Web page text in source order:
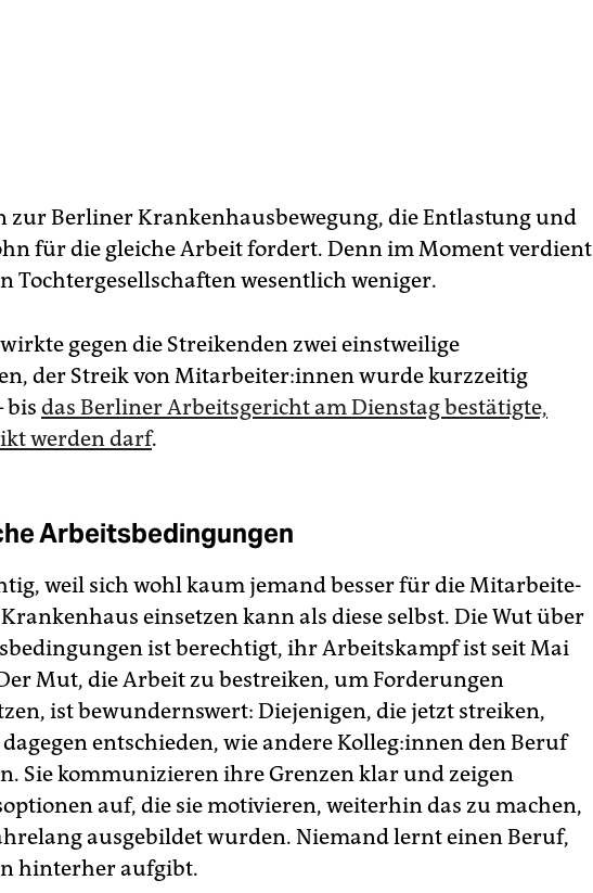
zur Berliner Krankenhausbewegung, die Entlastung und
für die gleiche Arbeit fordert. Denn im Moment verdient
Tochtergesellschaften wesentlich weniger.
gegen die Streikenden zwei einstweilige
der Streik von Mit­ar­bei­te­r:in­nen wurde kurzzeitig
bis das Berliner Arbeitsgericht am Dienstag bestätigte,
werden darf.
Arbeitsbedingungen
weil sich wohl kaum jemand besser für die Mit­ar­bei­te­
einsetzen kann als diese selbst. Die Wut über
ist berechtigt, ihr Arbeitskampf ist seit Mai
Mut, die Arbeit zu bestreiken, um Forderungen
ist bewundernswert: Diejenigen, die jetzt streiken,
entschieden, wie andere Kol­le­g:in­nen den Beruf
Sie kommunizieren ihre Grenzen klar und zeigen
auf, die sie motivieren, weiterhin das zu machen,
ausgebildet wurden. Niemand lernt einen Beruf,
hinterher aufgibt.